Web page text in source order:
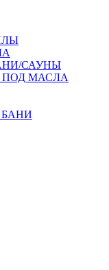
САУНЫ
ПОД МАСЛА